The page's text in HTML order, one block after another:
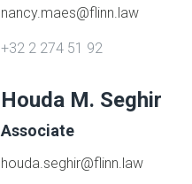
nancy.maes@flinn.law
+32 2 274 51 92
Houda M. Seghir
Associate
houda.seghir@flinn.law